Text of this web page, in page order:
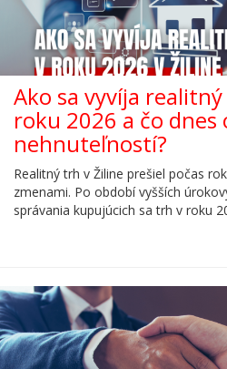
Ako sa vyvíja
roku 2026 a čo dnes
nehnuteľností?
Realitný trh v Žiline prešiel počas
zmenami. Po období vyšších
správania kupujúcich sa trh v roku